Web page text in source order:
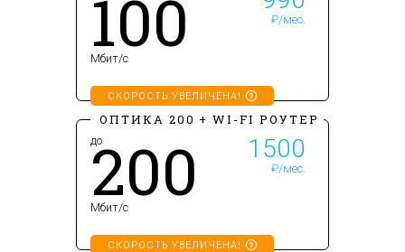
100
Мбит/с
СКОРОСТЬ УВЕЛИЧЕНА!
₽/мес.
ОПТИКА 200 + WI-FI РОУТЕР
до
200
Мбит/с
СКОРОСТЬ УВЕЛИЧЕНА!
1500
₽/мес.